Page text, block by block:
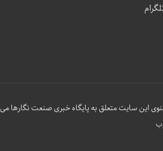
این سایت متعلق به پایگاه خبری صنعت نگارها